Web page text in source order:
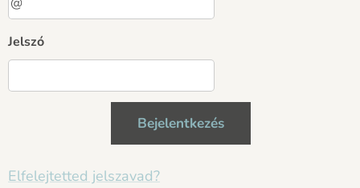
Jelszó
Bejelentkezés
Elfelejtetted jelszavad?